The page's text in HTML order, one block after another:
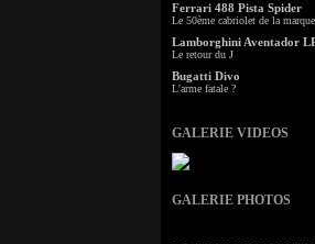
Ferrari 488 Pista Spider
Le 50ème cabriolet de la marque
Lamborghini Aventador
Le retour du J
Bugatti Divo
L'arme fatale ?
GALERIE VIDEOS
GALERIE PHOTOS